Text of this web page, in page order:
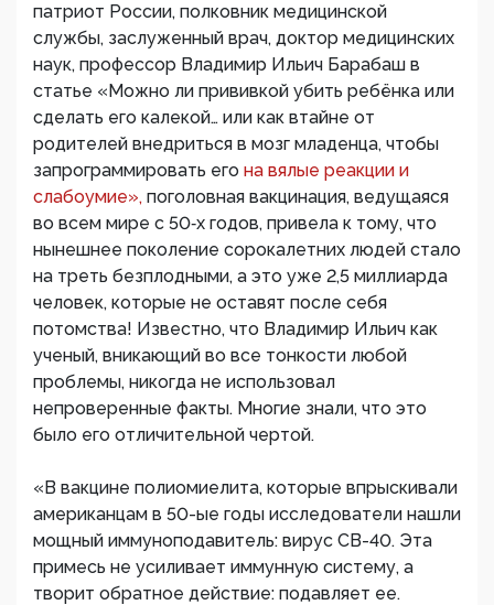
патриот России, полковник медицинской
службы, заслуженный врач, доктор медицинских
наук, профессор Владимир Ильич Барабаш в
статье «Можно ли прививкой убить ребёнка или
сделать его калекой… или как втайне от
родителей внедриться в мозг младенца, чтобы
запрограммировать его на вялые реакции и
слабоумие», поголовная вакцинация, ведущаяся
во всем мире с 50‑х годов, привела к тому, что
нынешнее поколение сорокалетних людей стало
на треть безплодными, а это уже 2,5 миллиарда
человек, которые не оставят после себя
потомства! Известно, что Владимир Ильич как
ученый, вникающий во все тонкости любой
проблемы, никогда не использовал
непроверенные факты. Многие знали, что это
было его отличительной чертой.
«В вакцине полиомиелита, которые впрыскивали
американцам в 50-ые годы исследователи нашли
мощный иммуноподавитель: вирус СВ-40. Эта
примесь не усиливает иммунную систему, а
творит обратное действие: подавляет ее.